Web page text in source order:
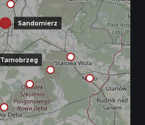
Tarnobrzeg
Sandomierz